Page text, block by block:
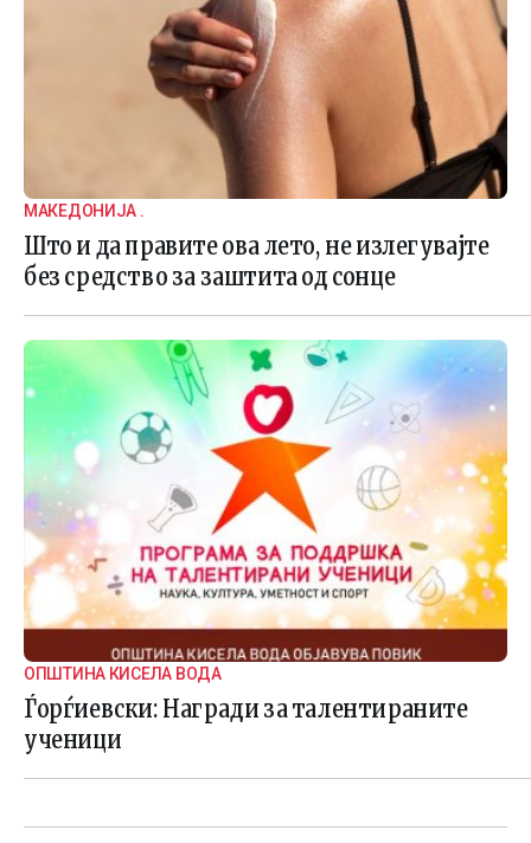
МАКЕДОНИЈА .
Што и да правите ова лето, не излегувајте
без средство за заштита од сонце
ОПШТИНА КИСЕЛА ВОДА
Ѓорѓиевски: Награди за талентираните
ученици